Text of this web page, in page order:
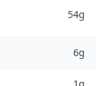
54g
6g